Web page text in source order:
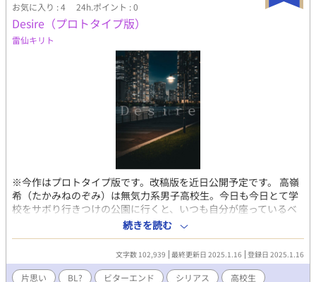
お気に入り : 4 24h.ポイント : 0
Desire（プロトタイプ版）
雷仙キリト
※今作はプロトタイプ版です。改稿版を近日公開予定です。 高嶺
希（たかみねのぞみ）は無気力系男子高校生。今日も今日とて学
校をサボり行きつけの公園に行くと、いつも自分が座っているベ
ンチには先客がいた。小可一縷（こがいちる）と名乗るその男は
何故か希に興味津々で、一方的に話しかけてくるうえ、妙に馴れ
馴れしい。 最初は一縷のことを疎ましく思っていた希だが、と
ある出来事を切っ掛けとして、二人の距離は徐々に近づいていく
_____ ・ひたすら片想いするだけなので、主人公は誰ともくっつ
続きを読む
文字数 102,939 最終更新日 2025.1.16 登録日 2025.1.16
片思い BL? ビターエンド シリアス
高校生